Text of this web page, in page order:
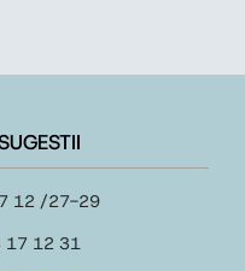
12 /27-29
17 12 31